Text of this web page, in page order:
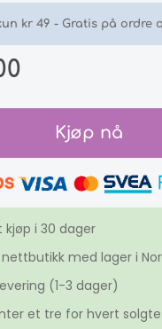
kr 49 - Gratis på ordre
Kjøp nå
kjøp i 30 dager
nettbutikk med lager i
(1-3 dager)
et tre for hvert